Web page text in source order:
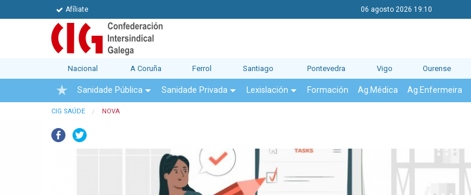
Afíliate 06 agosto 2026 19:10
Nacional A Coruña Ferrol Santiago Pontevedra Vigo Ourense
Sanidade Pública Sanidade Privada Lexislación Formación Ag.Médica Ag.Enfermeira
CIG SAÚDE NOVA
Facebook